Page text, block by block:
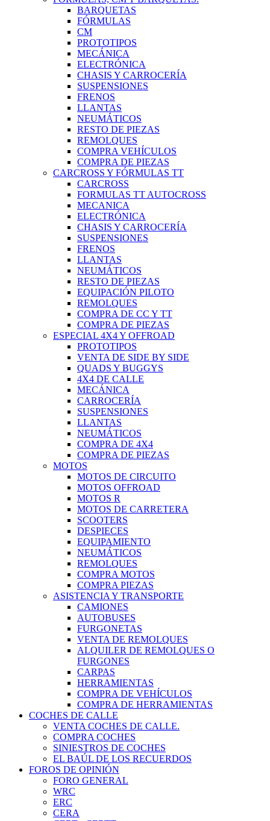
BARQUETAS
FÓRMULAS
CM
PROTOTIPOS
MECÁNICA
ELECTRÓNICA
CHASIS Y CARROCERÍA
SUSPENSIONES
FRENOS
LLANTAS
NEUMÁTICOS
RESTO DE PIEZAS
REMOLQUES
COMPRA VEHÍCULOS
COMPRA DE PIEZAS
CARCROSS Y FÓRMULAS TT
CARCROSS
FORMULAS TT AUTOCROSS
MECANICA
ELECTRÓNICA
CHASIS Y CARROCERÍA
SUSPENSIONES
FRENOS
LLANTAS
NEUMÁTICOS
RESTO DE PIEZAS
EQUIPACIÓN PILOTO
REMOLQUES
COMPRA DE CC Y TT
COMPRA DE PIEZAS
ESPECIAL 4X4 Y OFFROAD
PROTOTIPOS
VENTA DE SIDE BY SIDE
QUADS Y BUGGYS
4X4 DE CALLE
MECÁNICA
CARROCERÍA
SUSPENSIONES
LLANTAS
NEUMÁTICOS
COMPRA DE 4X4
COMPRA DE PIEZAS
MOTOS
MOTOS DE CIRCUITO
MOTOS OFFROAD
MOTOS R
MOTOS DE CARRETERA
SCOOTERS
DESPIECES
EQUIPAMIENTO
NEUMÁTICOS
REMOLQUES
COMPRA MOTOS
COMPRA PIEZAS
ASISTENCIA Y TRANSPORTE
CAMIONES
AUTOBUSES
FURGONETAS
VENTA DE REMOLQUES
ALQUILER DE REMOLQUES O
FURGONES
CARPAS
HERRAMIENTAS
COMPRA DE VEHÍCULOS
COMPRA DE HERRAMIENTAS
COCHES DE CALLE
VENTA COCHES DE CALLE.
COMPRA COCHES
SINIESTROS DE COCHES
EL BAÚL DE LOS RECUERDOS
FOROS DE OPINIÓN
FORO GENERAL
WRC
ERC
CERA